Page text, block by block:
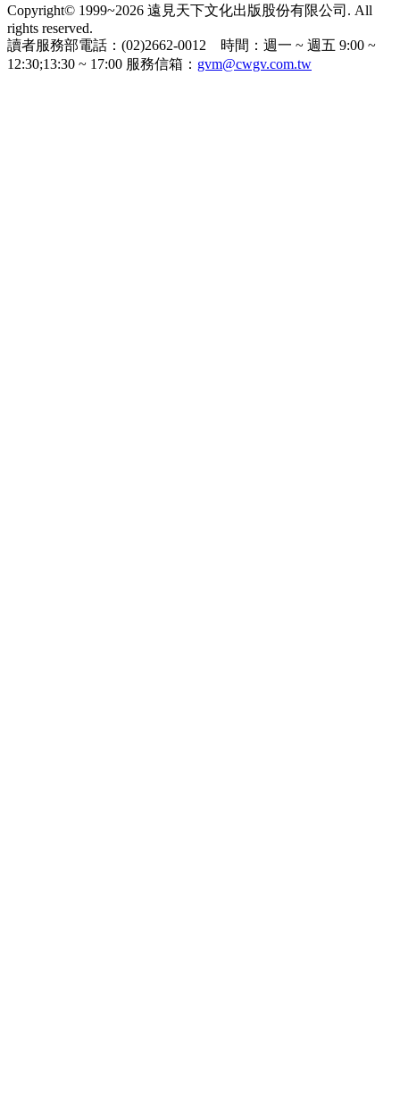
Copyright© 1999~2026 遠見天下文化出版股份有限公司. All
rights reserved.
讀者服務部電話：(02)2662-0012 時間：週一 ~ 週五 9:00 ~
12:30;13:30 ~ 17:00 服務信箱： gvm@cwgv.com.tw